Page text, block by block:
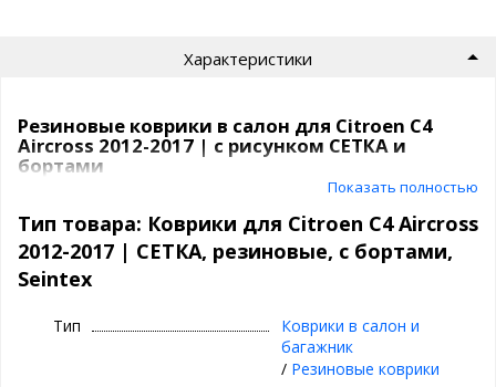
Характеристики
Резиновые коврики в салон для Citroen C4
Aircross 2012-2017 | с рисунком СЕТКА и
бортами
СЕТКА и бортами | Премиум, резиновые
⊕ рисунок СЕТКА - идеален для сбора грязи,
воды при движении, а если вынимать
коврики, то ничего не прольется мимо!
Показать полностью
Тип товара: Коврики для Citroen C4 Aircross
2012-2017 | СЕТКА, резиновые, с бортами,
Seintex
Тип
Коврики в салон и
багажник
/ Резиновые коврики